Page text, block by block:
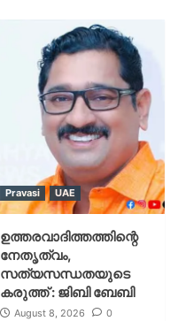
Pravasi UAE
ഉത്തരവാദിത്തത്തിന്റെ
നേതൃത്വം,
സത്യസന്ധതയുടെ
കരുത്ത് : ജിബി ബേബി
August 8, 2026 0